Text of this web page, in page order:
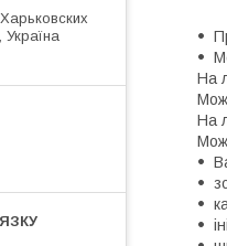
На
На
Україна